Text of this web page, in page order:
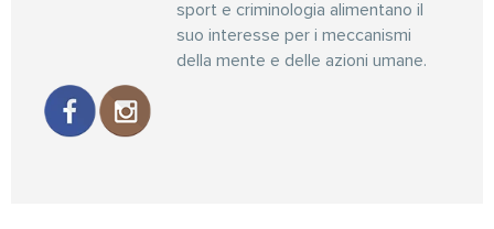
sport e criminologia alimentano il
suo interesse per i meccanismi
della mente e delle azioni umane.